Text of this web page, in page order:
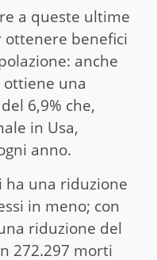
a queste ultime
ottenere benefici
anche
una
6,9% che,
in Usa,
anno.
ha una riduzione
in meno; con
riduzione del
272.297 morti